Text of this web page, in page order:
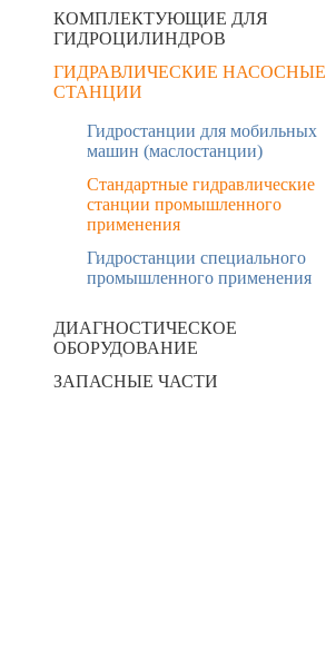
КОМПЛЕКТУЮЩИЕ ДЛЯ
ГИДРОЦИЛИНДРОВ
ГИДРАВЛИЧЕСКИЕ НАСОСНЫЕ
СТАНЦИИ
Гидростанции для мобильных
машин (маслостанции)
Стандартные гидравлические
станции промышленного
применения
Гидростанции специального
промышленного применения
ДИАГНОСТИЧЕСКОЕ
ОБОРУДОВАНИЕ
ЗАПАСНЫЕ ЧАСТИ